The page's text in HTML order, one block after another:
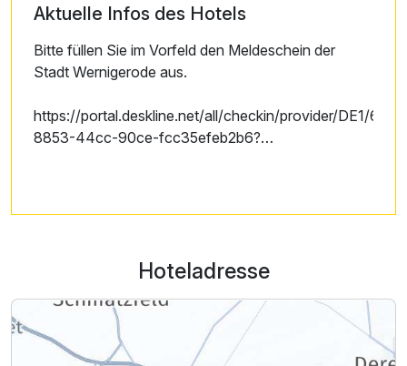
Aktuelle Infos des Hotels
Bitte füllen Sie im Vorfeld den Meldeschein der
Stadt Wernigerode aus.
https://portal.deskline.net/all/checkin/provider/DE1/
8853-44cc-90ce-fcc35efeb2b6?
Hoteladresse